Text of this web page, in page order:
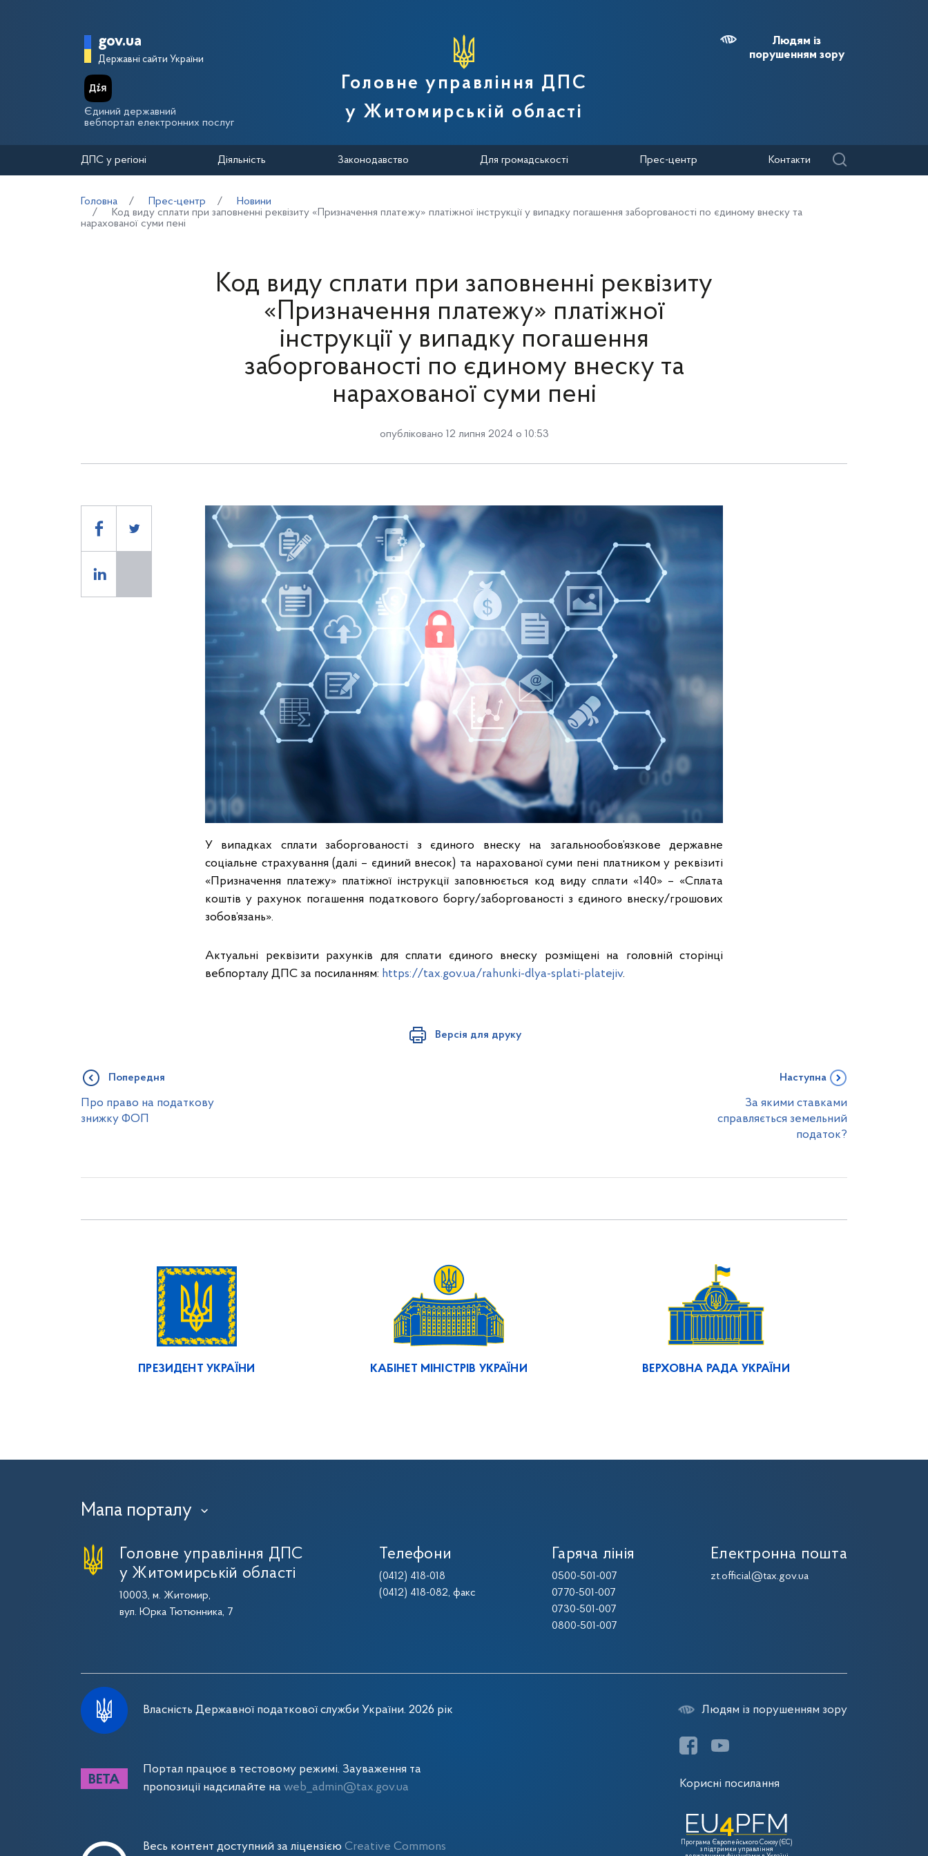
Головна сторінка Державної податкової служби України
gov.ua
Державні сайти України
Єдиний державний
вебпортал електронних послуг
Головне управління ДПС
у Житомирській області
Людям із
порушенням зору
ДПС у регіоні Діяльність Законодавство Для громадськості Прес-центр Контакти
Головна Прес-центр
Новини
Код виду сплати при заповненні реквізиту «Призначення платежу» платіжної інструкції у випадку погашення заборгованості по єдиному внеску та
нарахованої суми пені
Код виду сплати при заповненні реквізиту
«Призначення платежу» платіжної
інструкції у випадку погашення
заборгованості по єдиному внеску та
нарахованої суми пені
опубліковано 12 липня 2024 о 10:53
У випадках сплати заборгованості з єдиного внеску на загальнообов’язкове державне
соціальне страхування (далі – єдиний внесок) та нарахованої суми пені платником у реквізиті
«Призначення платежу» платіжної інструкції заповнюється код виду сплати «140» – «Сплата
коштів у рахунок погашення податкового боргу/заборгованості з єдиного внеску/грошових
зобов’язань».
Актуальні реквізити рахунків для сплати єдиного внеску розміщені на головній сторінці
вебпорталу ДПС за посиланням: https://tax.gov.ua/rahunki-dlya-splati-platejiv.
Версія для друку
Попередня
Про право на податкову
знижку ФОП
Наступна
За якими ставками
справляється земельний
податок?
ПРЕЗИДЕНТ УКРАЇНИ КАБІНЕТ МІНІСТРІВ УКРАЇНИ ВЕРХОВНА РАДА УКРАЇНИ
Мапа порталу ›
Головне управління ДПС
у Житомирській області
10003, м. Житомир,
вул. Юрка Тютюнника, 7
Телефони
(0412) 418-018
(0412) 418-082, факс
Гаряча лінія
0500-501-007
0770-501-007
0730-501-007
0800-501-007
Електронна пошта
zt.official@tax.gov.ua
Власність Державної податкової служби України. 2026 рік
Портал працює в тестовому режимі. Зауваження та
пропозиції надсилайте на web_admin@tax.gov.ua
Весь контент доступний за ліцензією Creative Commons
Людям із порушенням зору
Корисні посилання
Програма Європейського Союзу (ЄС)
з підтримки управління